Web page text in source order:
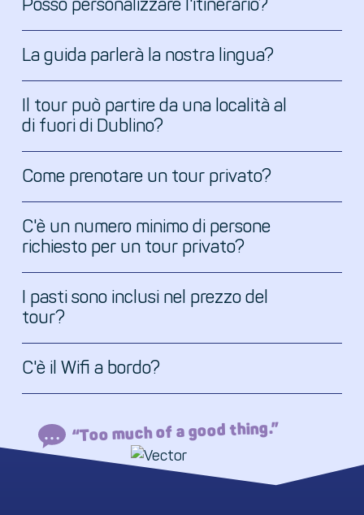
Posso personalizzare l'itinerario?
La guida parlerà la nostra lingua?
Il tour può partire da una località al
di fuori di Dublino?
Come prenotare un tour privato?
sales@eitraveltours.ie
C'è un numero minimo di persone
richiesto per un tour privato?
I pasti sono inclusi nel prezzo del
tour?
C'è il Wifi a bordo?
“Too much of a good thing.”